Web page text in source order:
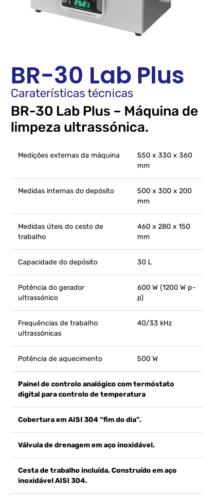
BR-30 Lab Plus
Caraterísticas técnicas
BR-30 Lab Plus – Máquina de
limpeza ultrassónica.
Medições externas da máquina
550 x 330 x 360
mm
Medidas internas do depósito
500 x 300 x 200
mm
Medidas úteis do cesto de
trabalho
460 x 280 x 150
mm
Capacidade do depósito 30 L
Potência do gerador
ultrassónico
600 W (1200 W p-
p)
Frequências de trabalho
ultrassónicas
40/33 kHz
Potência de aquecimento 500 W
Painel de controlo analógico com termóstato
digital para controlo de temperatura
Cobertura em AISI 304 “fim do dia”.
Válvula de drenagem em aço inoxidável.
Cesta de trabalho incluída. Construído em aço
inoxidável AISI 304.